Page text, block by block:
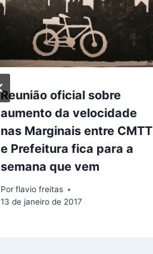
Reunião oficial sobre
aumento da velocidade
nas Marginais entre CMTT
e Prefeitura fica para a
semana que vem
Porflavio freitas
13 de janeiro de 2017